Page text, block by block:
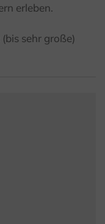
erleben.
sehr große)